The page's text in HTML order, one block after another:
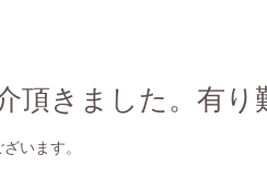
います。